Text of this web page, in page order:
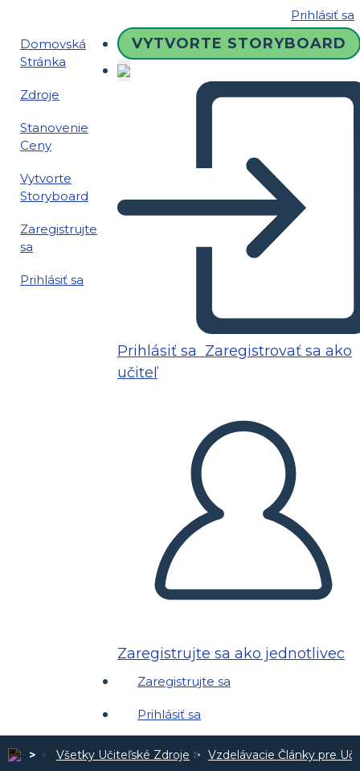
Prihlásiť sa
Domovská
Stránka
Zdroje
Stanovenie
Ceny
Vytvorte
Storyboard
Zaregistrujte
sa
Prihlásiť sa
VYTVORTE STORYBOARD
Prihlásiť sa Zaregistrovať sa ako
učiteľ
Zaregistrujte sa ako jednotlivec
Zaregistrujte sa
Prihlásiť sa
Všetky Učiteľské Zdroje Vzdelávacie Články pre